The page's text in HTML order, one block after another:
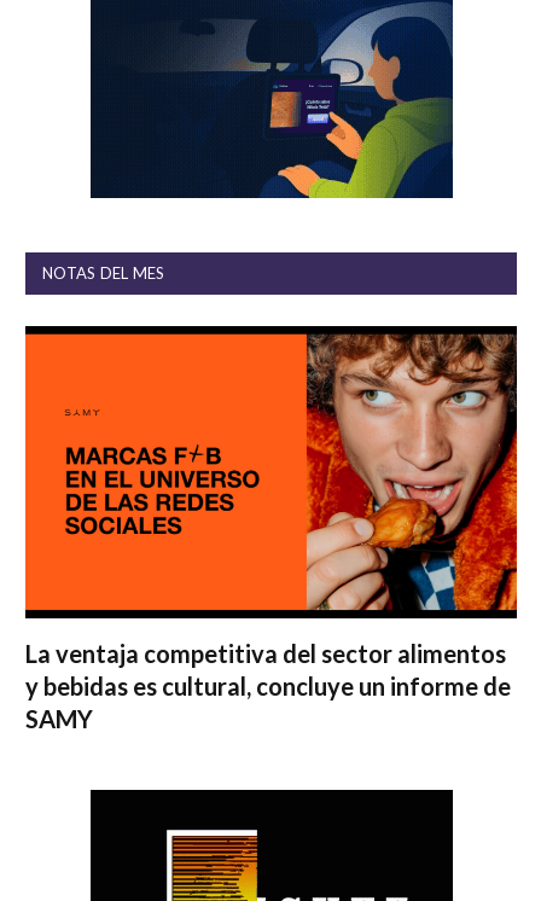
NOTAS DEL MES
La ventaja competitiva del sector alimentos
y bebidas es cultural, concluye un informe de
SAMY